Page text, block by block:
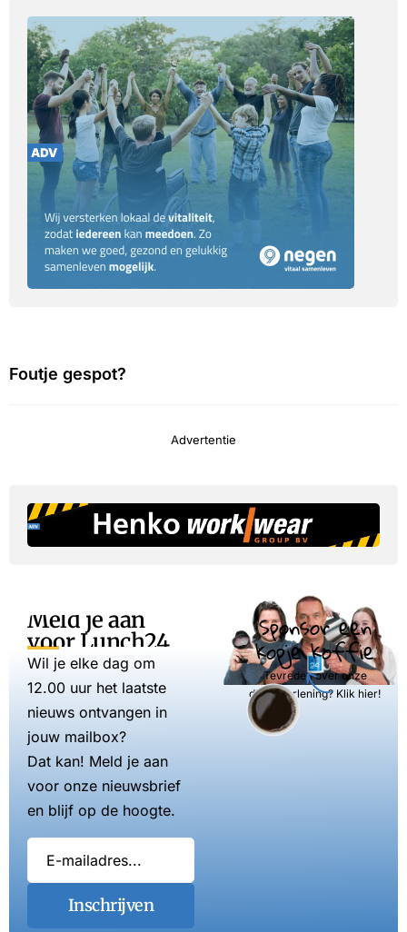
Foutje gespot?
Advertentie
Meld je aan
voor Lunch24
Wil je elke dag om
12.00 uur het laatste
nieuws ontvangen in
jouw mailbox?
Dat kan! Meld je aan
voor onze nieuwsbrief
en blijf op de hoogte.
Inschrijven
Sponsor een
kopje koffie
Tevreden over onze
dienstverlening? Klik hier!